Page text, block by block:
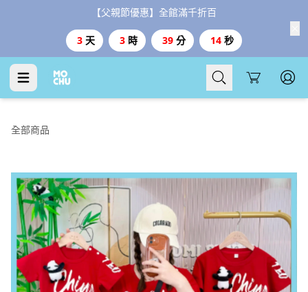
【父親節優惠】全館滿千折百
3 天 3 時 39 分 12 秒
Cart
全部商品